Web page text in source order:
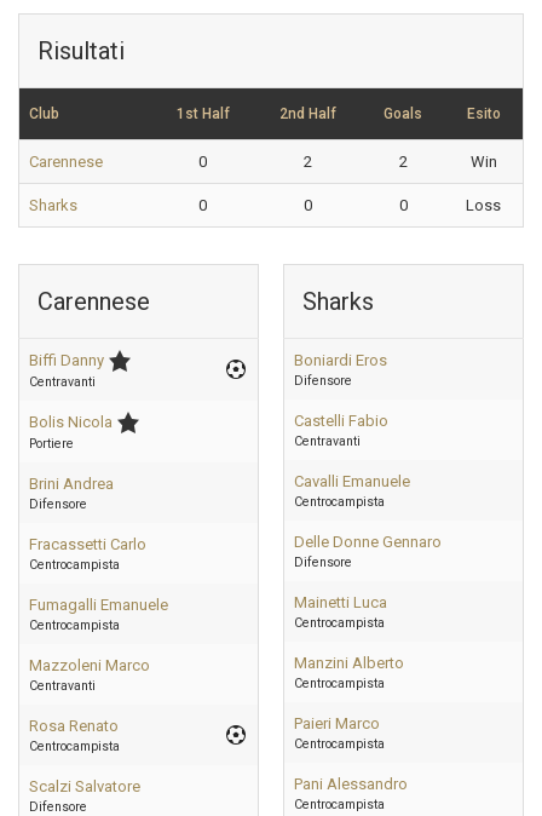
Risultati
Club 1st Half 2nd Half Goals Esito
Carennese 0 2 2 Win
Sharks 0 0 0 Loss
Carennese
Biffi Danny
Centravanti
Bolis Nicola
Portiere
Brini Andrea
Difensore
Fracassetti Carlo
Centrocampista
Fumagalli Emanuele
Centrocampista
Mazzoleni Marco
Centravanti
Rosa Renato
Centrocampista
Scalzi Salvatore
Difensore
Sharks
Boniardi Eros
Difensore
Castelli Fabio
Centravanti
Cavalli Emanuele
Centrocampista
Delle Donne Gennaro
Difensore
Mainetti Luca
Centrocampista
Manzini Alberto
Centrocampista
Paieri Marco
Centrocampista
Pani Alessandro
Centrocampista